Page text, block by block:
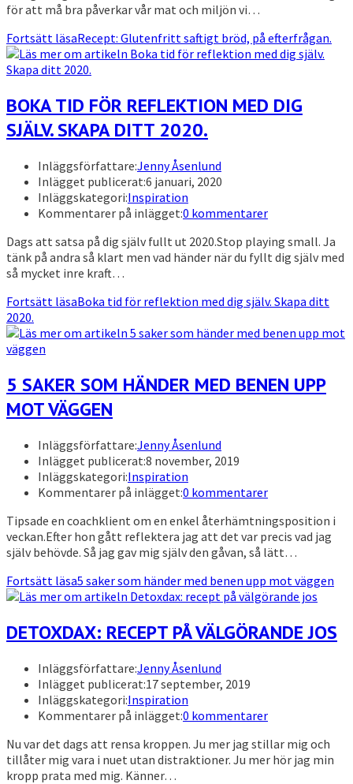
för att må bra påverkar vår mat och miljön vi…
Fortsätt läsaRecept: Glutenfritt saftigt bröd, på efterfrågan.
BOKA TID FÖR REFLEKTION MED DIG
SJÄLV. SKAPA DITT 2020.
Inläggsförfattare:Jenny Åsenlund
Inlägget publicerat:6 januari, 2020
Inläggskategori:Inspiration
Kommentarer på inlägget:0 kommentarer
Dags att satsa på dig själv fullt ut 2020.Stop playing small. Ja
tänk på andra så klart men vad händer när du fyllt dig själv med
så mycket inre kraft…
Fortsätt läsaBoka tid för reflektion med dig själv. Skapa ditt
2020.
5 SAKER SOM HÄNDER MED BENEN UPP
MOT VÄGGEN
Inläggsförfattare:Jenny Åsenlund
Inlägget publicerat:8 november, 2019
Inläggskategori:Inspiration
Kommentarer på inlägget:0 kommentarer
Tipsade en coachklient om en enkel återhämtningsposition i
veckan.Efter hon gått reflektera jag att det var precis vad jag
själv behövde. Så jag gav mig själv den gåvan, så lätt…
Fortsätt läsa5 saker som händer med benen upp mot väggen
DETOXDAX: RECEPT PÅ VÄLGÖRANDE JOS
Inläggsförfattare:Jenny Åsenlund
Inlägget publicerat:17 september, 2019
Inläggskategori:Inspiration
Kommentarer på inlägget:0 kommentarer
Nu var det dags att rensa kroppen. Ju mer jag stillar mig och
tillåter mig vara i nuet utan distraktioner. Ju mer hör jag min
kropp prata med mig. Känner…